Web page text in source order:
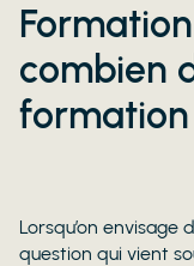
combien
Lorsqu’on
question qui vient